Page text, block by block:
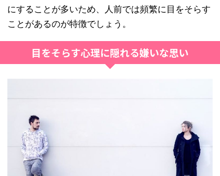
にすることが多いため、人前では頻繁に目をそらす
ことがあるのが特徴でしょう。
目をそらす心理に隠れる嫌いな思い